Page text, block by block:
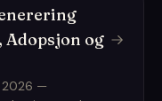
Adopsjon og
2026 —